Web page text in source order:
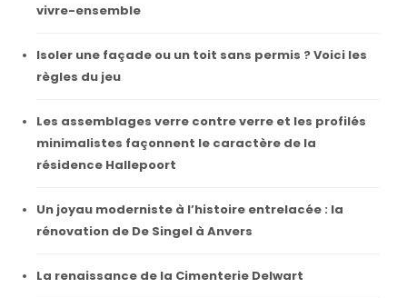
vivre-ensemble
Isoler une façade ou un toit sans permis ? Voici les
règles du jeu
Les assemblages verre contre verre et les profilés
minimalistes façonnent le caractère de la
résidence Hallepoort
Un joyau moderniste à l’histoire entrelacée : la
rénovation de De Singel à Anvers
La renaissance de la Cimenterie Delwart